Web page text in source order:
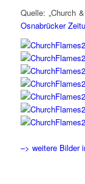
Quelle: „Church
Osnabrücker
–> weitere Bilder